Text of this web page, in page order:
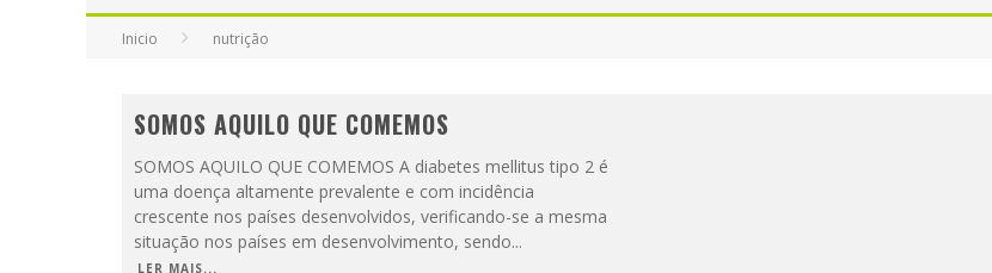
Inicio nutrição
SOMOS AQUILO QUE COMEMOS
SOMOS AQUILO QUE COMEMOS A diabetes mellitus tipo 2 é
uma doença altamente prevalente e com incidência
crescente nos países desenvolvidos, verificando-se a mesma
situação nos países em desenvolvimento, sendo...
LER MAIS...